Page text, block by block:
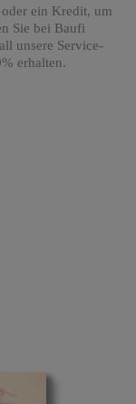
ein Kredit, um
Sie bei Baufi
unsere Service-
erhalten.